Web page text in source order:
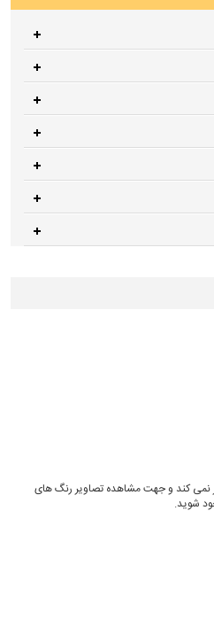
نمی کند و جهت مشاهده تصاویر رنگ های
شوید.